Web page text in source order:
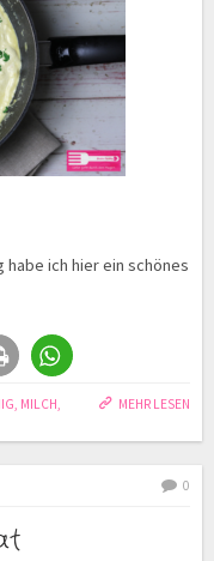
ich hier ein schönes
MEHR LESEN
, MILCH,
0